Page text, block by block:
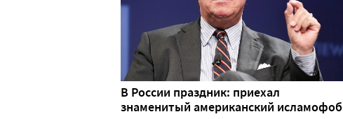
В России праздник: приехал
знаменитый американский исламофоб